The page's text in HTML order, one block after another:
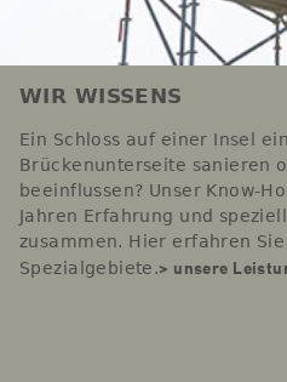
WIR WISSENS
Ein Schloss auf einer Insel
Brückenunterseite sanieren
beeinflussen? Unser Know-
Jahren Erfahrung und
zusammen. Hier erfahren
Spezialgebiete.> unsere